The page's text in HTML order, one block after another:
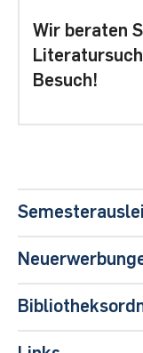
Wir beraten
Besuch!